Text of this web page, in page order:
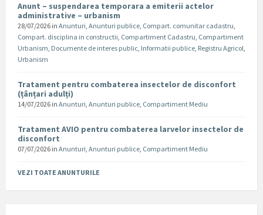
Anunt – suspendarea temporara a emiterii actelor
administrative – urbanism
28/07/2026 in Anunturi, Anunturi publice, Compart. comunitar cadastru,
Compart. disciplina in constructii, Compartiment Cadastru, Compartiment
Urbanism, Documente de interes public, Informatii publice, Registru Agricol,
Urbanism
Tratament pentru combaterea insectelor de disconfort
(țânțari adulți)
14/07/2026 in Anunturi, Anunturi publice, Compartiment Mediu
Tratament AVIO pentru combaterea larvelor insectelor de
disconfort
07/07/2026 in Anunturi, Anunturi publice, Compartiment Mediu
VEZI TOATE ANUNTURILE